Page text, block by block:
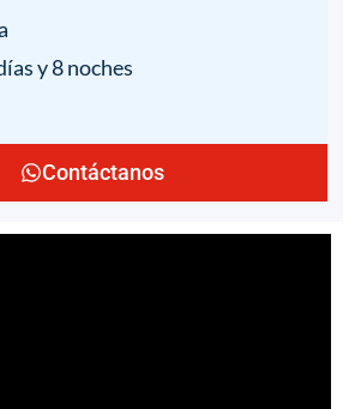
y 8 noches
Contáctanos